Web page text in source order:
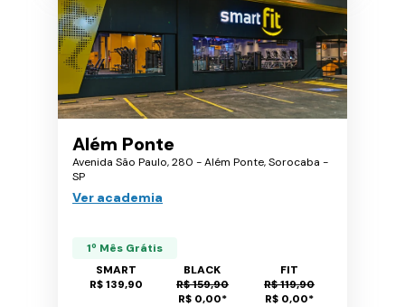
Além Ponte
Avenida São Paulo, 280 - Além Ponte, Sorocaba -
SP
Ver academia
1º Mês Grátis
SMART
R$ 139,90
BLACK
R$ 159,90
R$ 0,00*
FIT
R$ 119,90
R$ 0,00*